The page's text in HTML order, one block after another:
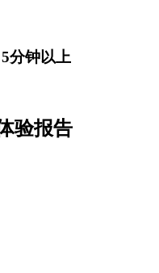
分钟以上
验报告